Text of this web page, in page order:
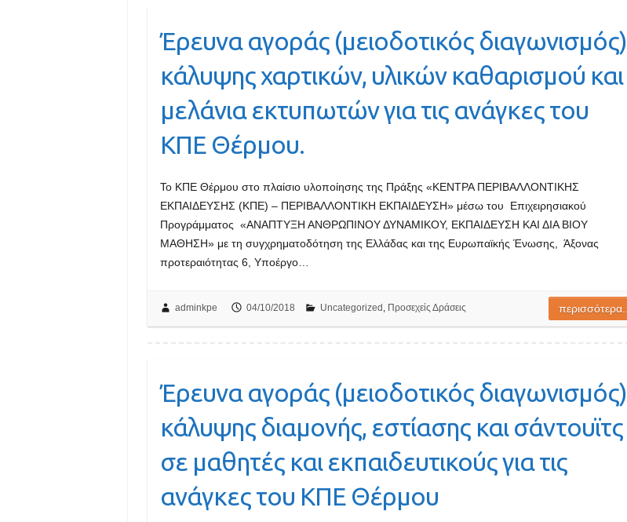
Έρευνα αγοράς (μειοδοτικός διαγωνισμός)
κάλυψης χαρτικών, υλικών καθαρισμού και
μελάνια εκτυπωτών για τις ανάγκες του
ΚΠΕ Θέρμου.
Το ΚΠΕ Θέρμου στο πλαίσιο υλοποίησης της Πράξης «ΚΕΝΤΡΑ ΠΕΡΙΒΑΛΛΟΝΤΙΚΗΣ
ΕΚΠΑΙΔΕΥΣΗΣ (ΚΠΕ) – ΠΕΡΙΒΑΛΛΟΝΤΙΚΗ ΕΚΠΑΙΔΕΥΣΗ» μέσω του Επιχειρησιακού
Προγράμματος «ΑΝΑΠΤΥΞΗ ΑΝΘΡΩΠΙΝΟΥ ΔΥΝΑΜΙΚΟΥ, ΕΚΠΑΙΔΕΥΣΗ ΚΑΙ ΔΙΑ ΒΙΟΥ
ΜΑΘΗΣΗ» με τη συγχρηματοδότηση της Ελλάδας και της Ευρωπαϊκής Ένωσης, Άξονας
προτεραιότητας 6, Υποέργο…
adminkpe 04/10/2018 Uncategorized , Προσεχείς Δράσεις περισσότερα...
Έρευνα αγοράς (μειοδοτικός διαγωνισμός)
κάλυψης διαμονής, εστίασης και σάντουϊτς
σε μαθητές και εκπαιδευτικούς για τις
ανάγκες του ΚΠΕ Θέρμου